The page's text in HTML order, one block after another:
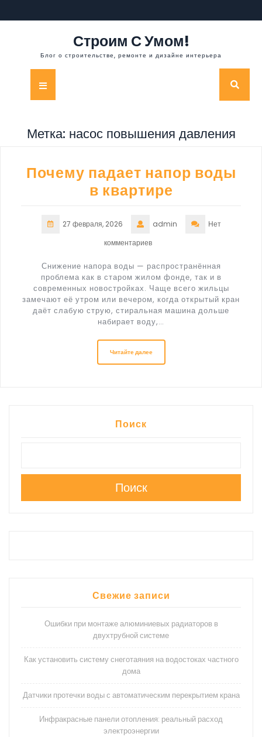
к
Строим С Умом!
Блог о строительстве, ремонте и дизайне интерьера
Кнопка
Метка: насос повышения давления
Почему падает напор воды
в квартире
27 февраля, 2026 admin
Нет
комментариев
Снижение напора воды — распространённая
проблема как в старом жилом фонде, так и в
современных новостройках. Чаще всего жильцы
замечают её утром или вечером, когда открытый кран
даёт слабую струю, стиральная машина дольше
набирает воду,…
Читайте далее
Поиск
Поиск
Свежие записи
Ошибки при монтаже алюминиевых радиаторов в
двухтрубной системе
Как установить систему снеготаяния на водостоках частного
дома
Датчики протечки воды с автоматическим перекрытием крана
Инфракрасные панели отопления: реальный расход
электроэнергии